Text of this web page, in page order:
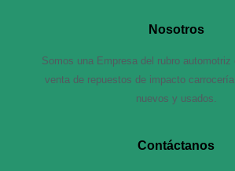
Nosotros
Somos una Empresa del rubro automotriz
venta de repuestos de impacto
nuevos y usados.
Contáctanos​